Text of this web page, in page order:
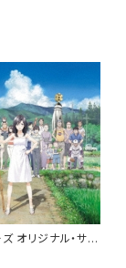
オリジナル・サウ
完全生産限定盤